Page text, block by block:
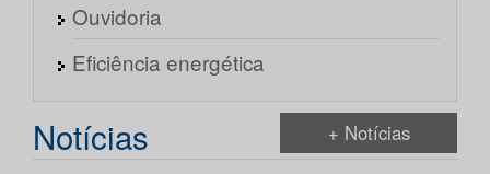
Ouvidoria
Eficiência energética
Notícias + Notícias